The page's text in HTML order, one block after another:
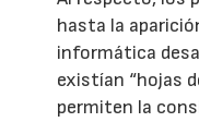
hasta la
informática
existían “hojas
permiten la